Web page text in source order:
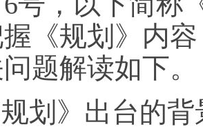
《规划》内
题解读如下。
划》出台的背